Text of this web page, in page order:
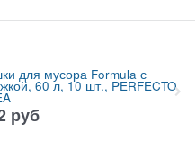
для мусора Formula с
60 л, 10 шт., PERFECTO
руб